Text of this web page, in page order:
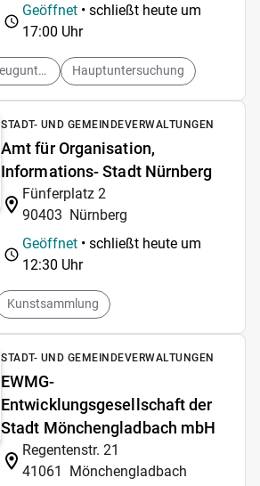
Geöffnet • schließt heute um
17:00 Uhr
Amtliche Fahrzeuguntersuchungen Hauptuntersuchung
STADT- UND GEMEINDEVERWALTUNGEN
Amt für Organisation,
Informations- Stadt Nürnberg
Fünferplatz 2
90403 Nürnberg
Geöffnet • schließt heute um
12:30 Uhr
Kunstsammlung
STADT- UND GEMEINDEVERWALTUNGEN
EWMG-
Entwicklungsgesellschaft der
Stadt Mönchengladbach mbH
Regentenstr. 21
41061
Mönchengladbach